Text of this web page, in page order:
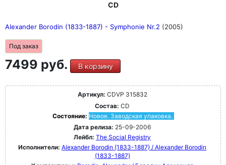
CD
Alexander Borodin (1833-1887) - Symphonie Nr.2 (2005)
Под заказ
7499 руб. В корзину
Артикул: CDVP 315832
Состав: CD
Состояние: Новое. Заводская упаковка.
Дата релиза: 25-09-2006
Лейбл: The Social Registry
Исполнители: Alexander Borodin (1833-1887) / Alexander Borodin
(1833-1887)